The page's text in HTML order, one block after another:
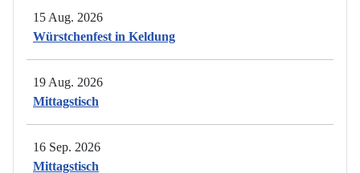
15 Aug. 2026
Würstchenfest in Keldung
19 Aug. 2026
Mittagstisch
16 Sep. 2026
Mittagstisch